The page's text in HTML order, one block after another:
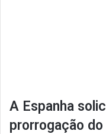
A Espanha
prorrogação